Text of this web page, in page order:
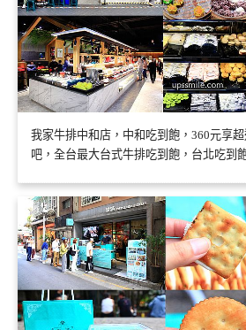
我家牛排中和店，中和吃到飽，360元享
吧，全台最大台式牛排吃到飽，台北吃到